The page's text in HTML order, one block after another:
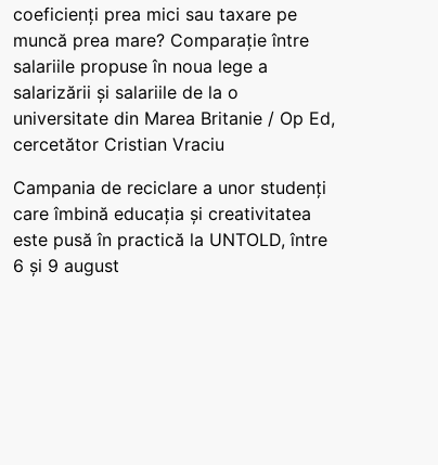
coeficienți prea mici sau taxare pe
muncă prea mare? Comparație între
salariile propuse în noua lege a
salarizării și salariile de la o
universitate din Marea Britanie / Op Ed,
cercetător Cristian Vraciu
Campania de reciclare a unor studenți
care îmbină educația și creativitatea
este pusă în practică la UNTOLD, între
6 și 9 august